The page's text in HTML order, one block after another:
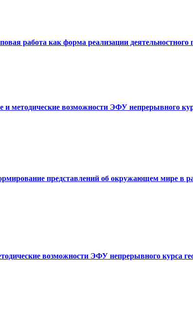
работа как форма реализации деятельностного
и методические возможности ЭФУ непрерывного
представлений об окружающем мире в
возможности ЭФУ непрерывного курса